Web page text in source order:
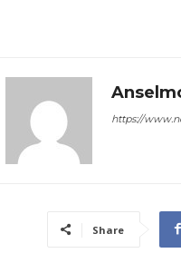
https://
Share